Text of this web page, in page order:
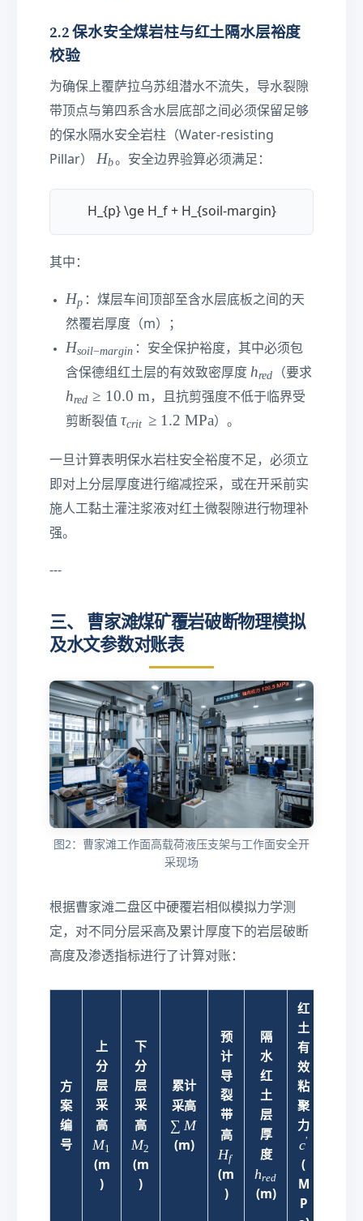
2.2 保水安全煤岩柱与红土隔水层裕度
校验
为确保上覆萨拉乌苏组潜水不流失，导水裂隙
带顶点与第四系含水层底部之间必须保留足够
的保水隔水安全岩柱（Water-resisting
Pillar） H
Hb。安全边界验算必须满足：
H_{p} \ge H_f + H_{soil-margin}
其中：
H
_
{
p
}
Hp ：煤层车间顶部至含水层底板之间的天
然覆岩厚度（m）；
H
_
{
s
oi
m
ar
gi
n
}
Hsoil−margin ：安全保护裕度，其中必须包
含保德组红土层的有效致密厚度 h
_
{
d
}
hred （要求
h
_
{r
e
d
}
≥
0.
m
}
hred ≥ 10.0 m，且抗剪强度不低于临界受
剪断裂值 τ
{c
rit
}
≥
M
P
τcrit ≥ 1.2 MPa）。
一旦计算表明保水岩柱安全裕度不足，必须立
即对上分层厚度进行缩减控采，或在开采前实
施人工黏土灌注浆液对红土微裂隙进行物理补
强。
---
三、 曹家滩煤矿覆岩破断物理模拟
及水文参数对账表
图2：曹家滩工作面高载荷液压支架与工作面安全开
采现场
根据曹家滩二盘区中硬覆岩相似模拟力学测
定，对不同分层采高及累计厚度下的岩层破断
高度及渗透指标进行了计算对账：
方
案
编
号
上
分
层
采
高
M1
(m
)
下
分
层
采
高
M2
(m
)
累计
采高
M
∑ M
(m)
预
计
导
裂
带
高H
Hf
(m
)
隔
水
红
土
层
厚
度h
_
{
hred
(m)
红
土
有
效
粘
聚
力
c
'
c′
(
M
P